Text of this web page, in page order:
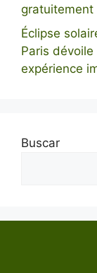
gratuitement
Éclipse
Paris
expérience
Buscar